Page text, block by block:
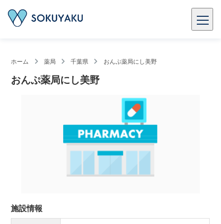
ホーム 薬局 千葉県 おんぷ薬局にし美野
おんぷ薬局にし美野
施設情報